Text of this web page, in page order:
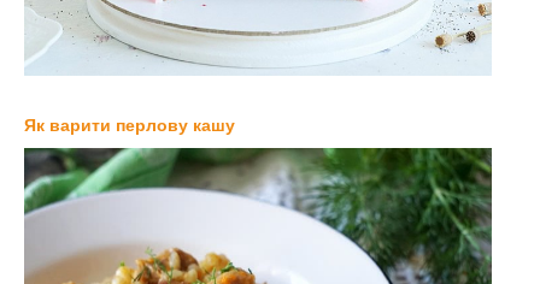
Як варити перлову кашу